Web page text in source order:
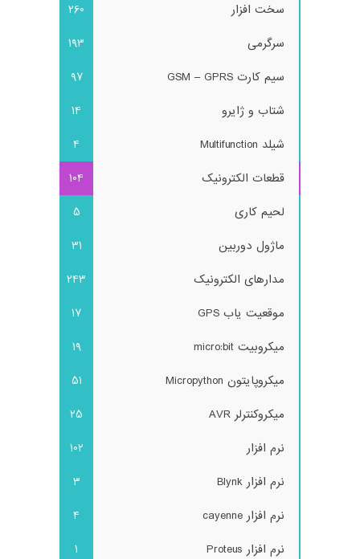
سخت افزار
260
سرگرمی
193
سیم کارت GSM – GPRS
97
شتاب و ژایرو
14
شیلد Multifunction
4
قطعات الکترونیک
104
لحیم کاری
5
ماژول دوربین
31
مدارهای الکترونیک
243
موقعیت یاب GPS
17
میکروبیت micro:bit
19
میکروپایتون Micropython
51
میکروکنترلر AVR
25
نرم افزار
102
نرم افزار Blynk
3
نرم افزار cayenne
4
نرم افزار Proteus
1